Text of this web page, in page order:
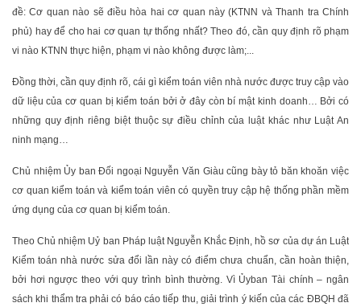
đề: Cơ quan nào sẽ điều hòa hai cơ quan này (KTNN và Thanh tra Chính
phủ) hay để cho hai cơ quan tự thống nhất? Theo đó, cần quy định rõ phạm
vi nào KTNN thực hiện, phạm vi nào không được làm;...
Đồng thời, cần quy định rõ, cái gì kiểm toán viên nhà nước được truy cập vào
dữ liệu của cơ quan bị kiểm toán bởi ở đây còn bí mật kinh doanh… Bởi có
những quy định riêng biệt thuộc sự điều chỉnh của luật khác như Luật An
ninh mạng…
Chủ nhiệm Ủy ban Đối ngoại Nguyễn Văn Giàu cũng bày tỏ băn khoăn việc
cơ quan kiểm toán và kiểm toán viên có quyền truy cập hệ thống phần mềm
ứng dụng của cơ quan bị kiểm toán.
Theo Chủ nhiệm Uỷ ban Pháp luật Nguyễn Khắc Định, hồ sơ của dự án Luật
Kiểm toán nhà nước sửa đổi lần này có điểm chưa chuẩn, cần hoàn thiện,
bởi hơi ngược theo với quy trình bình thường. Vì Ủyban Tài chính – ngân
sách khi thẩm tra phải có báo cáo tiếp thu, giải trình ý kiến của các ĐBQH đã